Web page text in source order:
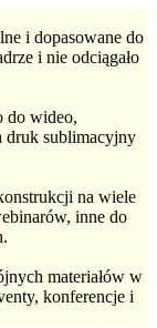
i dopasowane do
i nie odciągało
do wideo,
druk sublimacyjny
na wiele
inne do
materiałów w
konferencje i